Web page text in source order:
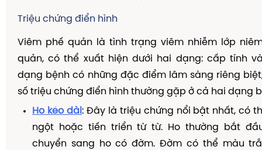
Triệu chứng điển hình
Viêm phế quản là tình trạng viêm nhiễm lớp
quản, có thể xuất hiện dưới hai dạng: cấp tính
dạng bệnh có những đặc điểm lâm sàng riêng
số triệu chứng điển hình thường gặp ở cả hai dạng
Ho kéo dài: Đây là triệu chứng nổi bật nhất, có
ngột hoặc tiến triển từ từ. Ho thường bắt
chuyển sang ho có đờm. Đờm có thể màu